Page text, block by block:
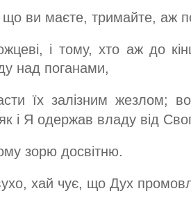
що ви маєте, тримайте, аж
і тому, хто аж до
над поганами,
їх залізним жезлом;
і Я одержав владу від
зорю досвітню.
хай чує, що Дух